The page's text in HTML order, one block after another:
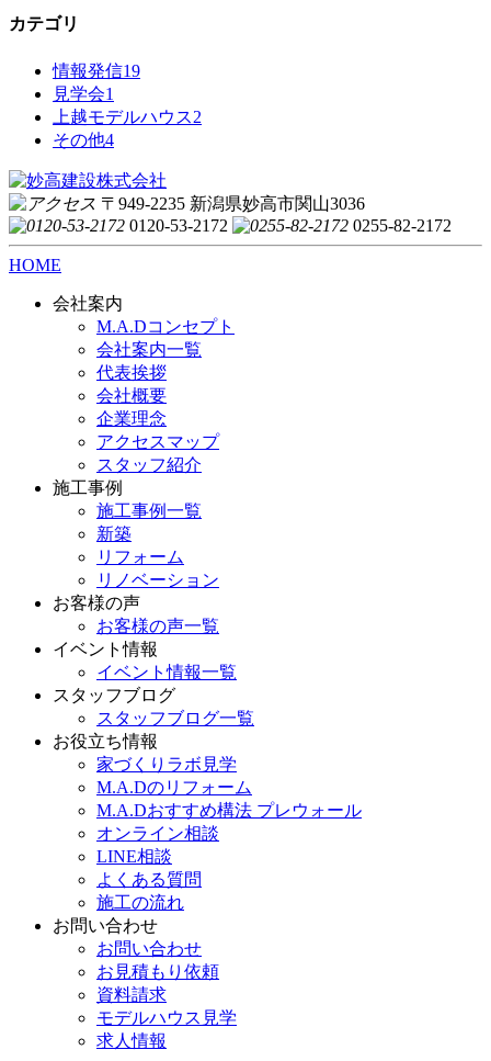
カテゴリ
情報発信19
見学会1
上越モデルハウス2
その他4
〒949-2235 新潟県妙高市関山3036
0120-53-2172
0255-82-2172
HOME
会社案内
M.A.Dコンセプト
会社案内一覧
代表挨拶
会社概要
企業理念
アクセスマップ
スタッフ紹介
施工事例
施工事例一覧
新築
リフォーム
リノベーション
お客様の声
お客様の声一覧
イベント情報
イベント情報一覧
スタッフブログ
スタッフブログ一覧
お役立ち情報
家づくりラボ見学
M.A.Dのリフォーム
M.A.Dおすすめ構法 プレウォール
オンライン相談
LINE相談
よくある質問
施工の流れ
お問い合わせ
お問い合わせ
お見積もり依頼
資料請求
モデルハウス見学
求人情報